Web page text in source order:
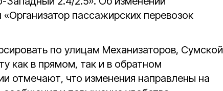
пассажирских перевозок
по улицам Механизаторов, Сумской
как в прямом, так и в обратном
отмечают, что изменения направлены на